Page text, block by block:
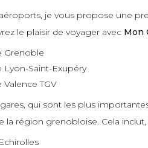
je vous propose une
le plaisir de voyager avec Mon
Grenoble
Lyon-Saint-Exupéry
Valence TGV
qui sont les plus
la région grenobloise. Cela